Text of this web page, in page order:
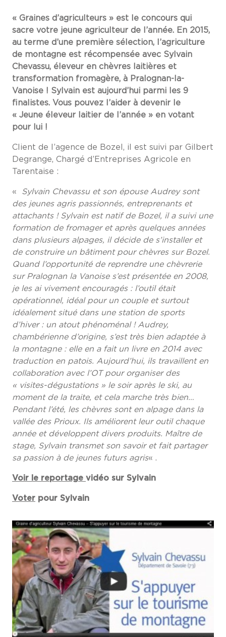
« Graines d’agriculteurs » est le concours qui
sacre votre jeune agriculteur de l’année. En 2015,
au terme d’une première sélection, l’agriculture
de montagne est récompensée avec Sylvain
Chevassu, éleveur en chèvres laitières et
transformation fromagère, à Pralognan-la-
Vanoise ! Sylvain est aujourd’hui parmi les 9
finalistes. Vous pouvez l’aider à devenir le
« Jeune éleveur laitier de l’année » en votant
pour lui !
Client de l’agence de Bozel, il est suivi par Gilbert
Degrange, Chargé d’Entreprises Agricole en
Tarentaise :
«
Sylvain Chevassu et son épouse Audrey sont
des jeunes agris passionnés, entreprenants et
attachants ! Sylvain est natif de Bozel, il a suivi une
formation de fromager et après quelques années
dans plusieurs alpages, il décide de s’installer et
de construire un bâtiment pour chèvres sur Bozel.
Quand l’opportunité de reprendre une chèvrerie
sur Pralognan la Vanoise s’est présentée en 2008,
je les ai vivement encouragés : l’outil était
opérationnel, idéal pour un couple et surtout
idéalement situé dans une station de sports
d’hiver : un atout phénoménal ! Audrey,
chambérienne d’origine, s’est très bien adaptée à
la montagne : elle en a fait un livre en 2014 avec
traduction en patois. Aujourd’hui, ils travaillent en
collaboration avec l’OT pour organiser des
« visites-dégustations » le soir après le ski, au
moment de la traite, et cela marche très bien…
Pendant l’été, les chèvres sont en alpage dans la
vallée des Prioux. Ils améliorent leur outil chaque
année et développent divers produits. Maître de
stage, Sylvain transmet son savoir et fait partager
sa passion à de jeunes futurs agris« .
Voir le reportage vidéo sur Sylvain
Voter pour Sylvain